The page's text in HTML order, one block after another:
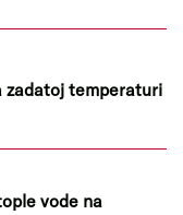
zadatoj temperaturi
vode na